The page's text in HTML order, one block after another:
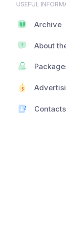
USEFUL
Archive
About
Contacts